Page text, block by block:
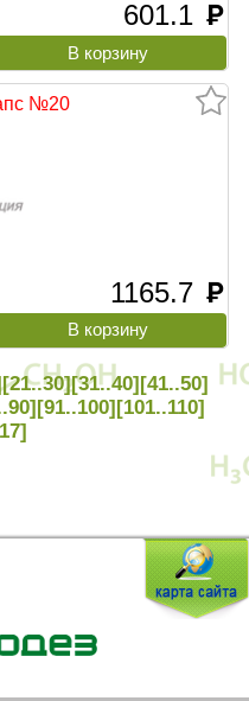
601.1 руб
№20
1165.7 руб
[21..30][31..40][41..50]
[91..100][101..110]